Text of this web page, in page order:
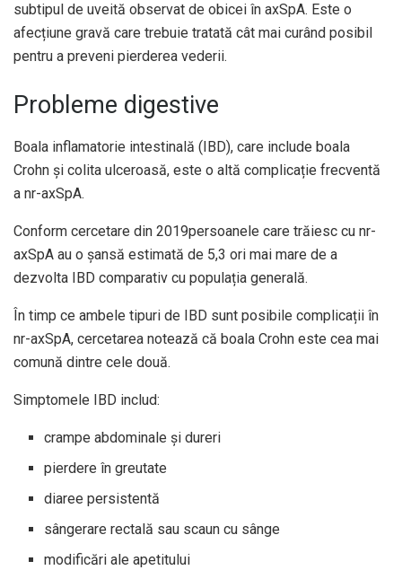
subtipul de uveită observat de obicei în axSpA. Este o
afecțiune gravă care trebuie tratată cât mai curând posibil
pentru a preveni pierderea vederii.
Probleme digestive
Boala inflamatorie intestinală (IBD), care include boala
Crohn și colita ulceroasă, este o altă complicație frecventă
a nr-axSpA.
Conform cercetare din 2019persoanele care trăiesc cu nr-
axSpA au o șansă estimată de 5,3 ori mai mare de a
dezvolta IBD comparativ cu populația generală.
În timp ce ambele tipuri de IBD sunt posibile complicații în
nr-axSpA, cercetarea notează că boala Crohn este cea mai
comună dintre cele două.
Simptomele IBD includ:
crampe abdominale și dureri
pierdere în greutate
diaree persistentă
sângerare rectală sau scaun cu sânge
modificări ale apetitului